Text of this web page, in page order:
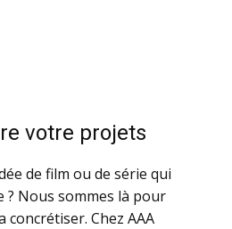
votre projets
de film ou de série qui
? Nous sommes là pour
concrétiser. Chez AAA